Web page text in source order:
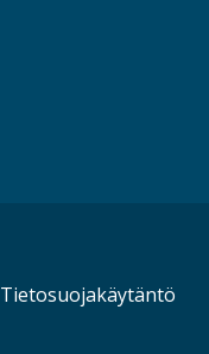
Tietosuojakäytäntö